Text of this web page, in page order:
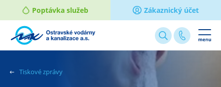
Poptávka služeb Zákaznický účet
Webové
stránky
míruTiskové zprávy